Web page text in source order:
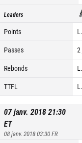
Leaders
Points
Passes
Rebonds
TTFL
07 janv. 2018 21:30
ET
08 janv. 2018 03:30FR